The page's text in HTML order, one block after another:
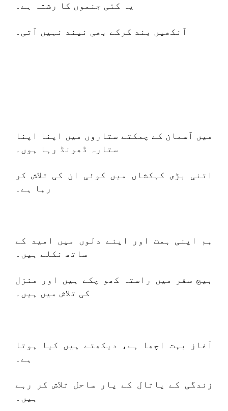
یہ کئی جنموں کا رشتہ ہے۔
آنکھیں بند کرکے بھی نیند نہیں آتی۔
میں آسمان کے چمکتے ستاروں میں اپنا اپنا
ستارہ ڈھونڈ رہا ہوں۔
اتنی بڑی کہکشاں میں کوئی ان کی تلاش کر
رہا ہے۔
ہم اپنی ہمت اور اپنے دلوں میں امید کے
ساتھ نکلے ہیں۔
بیچ سفر میں راستہ کھو چکے ہیں اور منزل
کی تلاش میں ہیں۔
آغاز بہت اچھا ہے، دیکھتے ہیں کیا ہوتا
ہے۔
زندگی کے پاتال کے پار ساحل تلاش کر رہے
ہیں۔